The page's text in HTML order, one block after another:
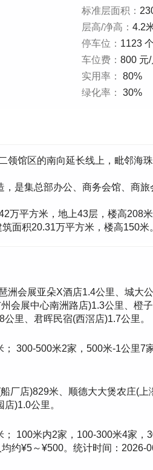
标准层面积：
层高/净高： 4.2
停车位： 1123 个
车位费： 800 元/
实用率：
80%
绿化率：
30%
馆区的南向延长线上，毗邻海
是集总部办公、商务会馆、商
万平方米，地上43层，楼高208
面积20.31万平方米，楼高150米
会展亚朵X酒店1.4公里、城大
会展中心南洲路店)1.3公里、橙
里、君晖民宿(西滘店)1.7公里。
300-500米2家，500米-1公里
厂店)829米、顺德大大煲农庄(
)1.0公里。
100米内2家，100-300米4家
约¥5～¥500。统计时间：2026-